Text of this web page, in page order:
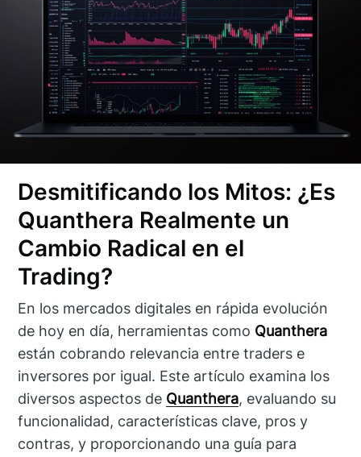
Desmitificando los Mitos: ¿Es
Quanthera Realmente un
Cambio Radical en el
Trading?
En los mercados digitales en rápida evolución
de hoy en día, herramientas como Quanthera
están cobrando relevancia entre traders e
inversores por igual. Este artículo examina los
diversos aspectos de Quanthera, evaluando su
funcionalidad, características clave, pros y
contras, y proporcionando una guía para